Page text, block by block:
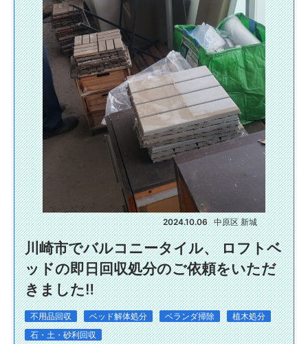
2024.10.06 中原区 新城
川崎市でバルコニータイル、 ロフトベ
ッドの即日回収処分のご依頼をいただ
きました‼️
不用品回収 ベッド解体処分 ベランダ掃除
植木処分
石・土・砂利回収